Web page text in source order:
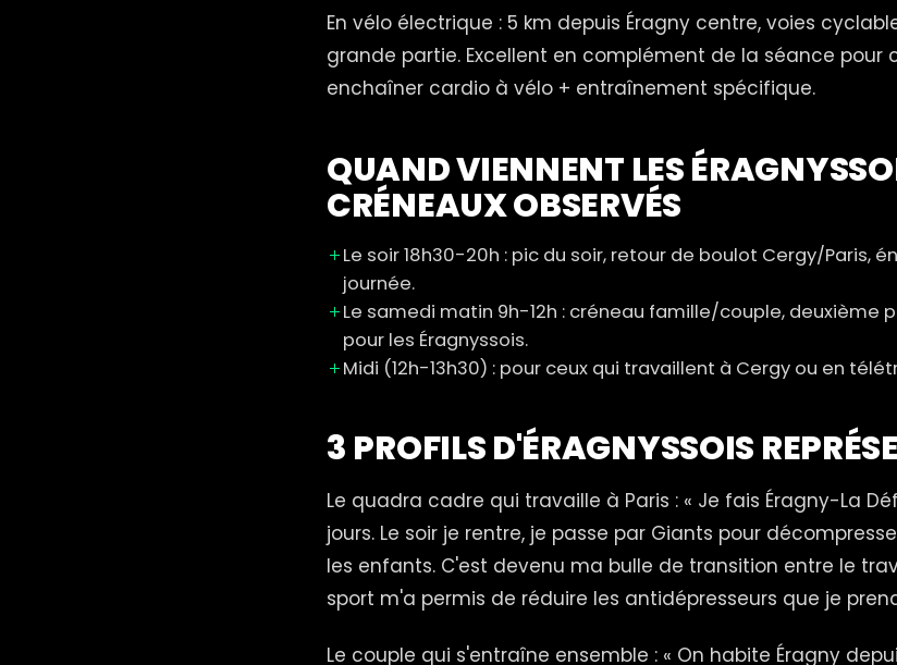
En vélo électrique : 5 km depuis Éragny centre, voies
grande partie. Excellent en complément de la séance pour
enchaîner cardio à vélo + entraînement spécifique.
QUAND VIENNENT LES
CRÉNEAUX OBSERVÉS
Le soir 18h30-20h : pic du soir, retour de boulot Cergy/Paris,
journée.
Le samedi matin 9h-12h : créneau famille/couple, deuxième
pour les Éragnyssois.
Midi (12h-13h30) : pour ceux qui travaillent à Cergy ou en
3 PROFILS D'ÉRAGNYSSOIS
Le quadra cadre qui travaille à Paris : « Je fais Éragny-La
jours. Le soir je rentre, je passe par Giants pour
les enfants. C'est devenu ma bulle de transition entre le
sport m'a permis de réduire les antidépresseurs que je
Le couple qui s'entraîne ensemble : « On habite Éragny